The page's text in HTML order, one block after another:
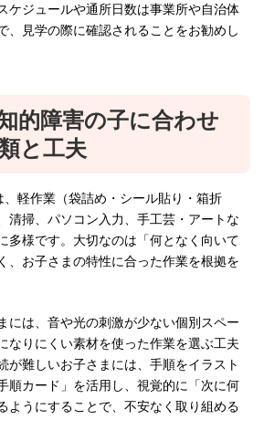
ケジュールや通所日数は事業所や自治体
、見学の際に確認されることをお勧めし
的障害の子に合わせ
と工夫
軽作業（袋詰め・シール貼り・箱折
清掃、パソコン入力、手工芸・アートな
多様です。大切なのは「何となく向いて
、お子さまの特性に合った作業を根拠を
には、音や光の刺激が少ない個別スペー
なりにくい素材を使った作業を選ぶ工夫
が難しいお子さまには、手順をイラスト
順カード」を活用し、視覚的に「次に何
ようにすることで、不安なく取り組める